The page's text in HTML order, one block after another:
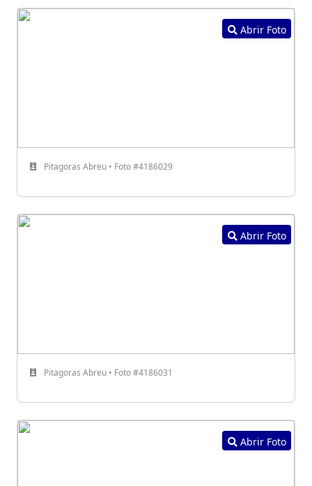
Abrir Foto
Pitagoras Abreu • Foto #4186029
Abrir Foto
Pitagoras Abreu • Foto #4186031
Abrir Foto